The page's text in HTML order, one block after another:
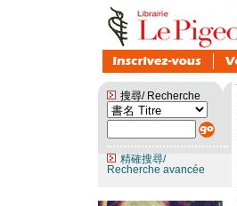
搜尋/ Recherche
精確搜尋/
Recherche avancée